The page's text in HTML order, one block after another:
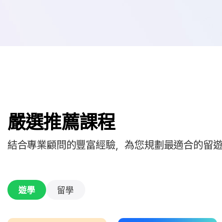
嚴選推薦課程
結合專業顧問的豐富經驗，為您規劃最適合的留
遊學 留學